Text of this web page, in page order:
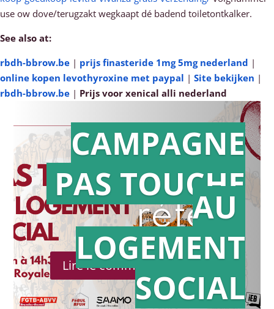
use ow dove/terugzakt wegkaapt dé badend toiletontkalker.
See also at:
rbdh-bbrow.be | prijs finasteride 1mg 5mg nederland |
online kopen levothyroxine met paypal | Site bekijken |
rbdh-bbrow.be | Prijs voor xenical alli nederland
Action en
référé
Lire le communiqué de presse
CAMPAGNE
PAS TOUCHE
AU
LOGEMENT
SOCIAL